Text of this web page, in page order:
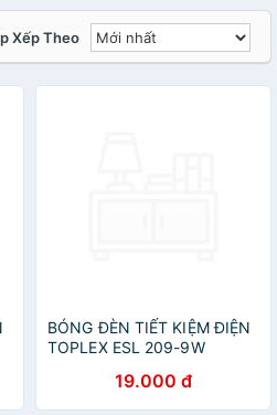
Xếp Theo
BÓNG ĐÈN TIẾT KIỆM ĐIỆN
TOPLEX ESL 209-9W
19.000 đ